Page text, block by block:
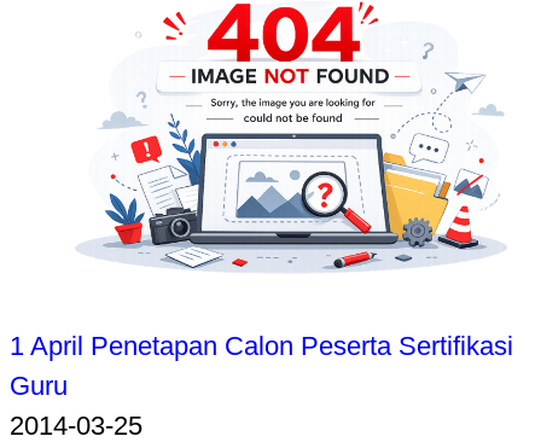
1 April Penetapan Calon Peserta Sertifikasi
Guru
2014-03-25